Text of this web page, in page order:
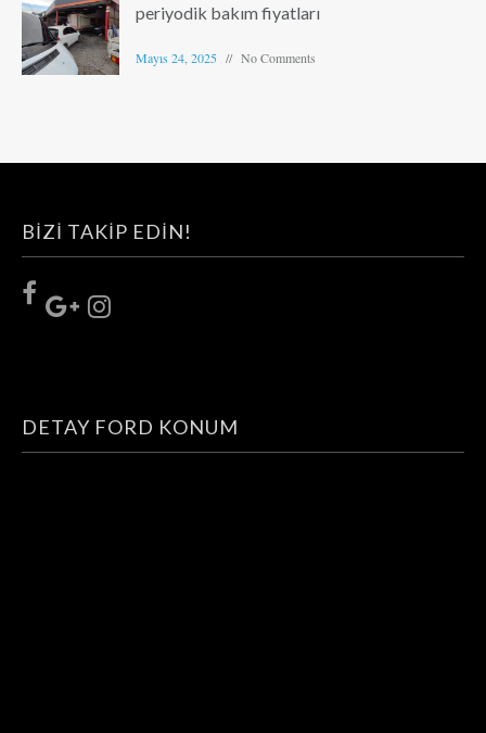
periyodik bakım fiyatları
Mayıs 24, 2025 No Comments
BIZI TAKIP EDIN!
DETAY FORD KONUM